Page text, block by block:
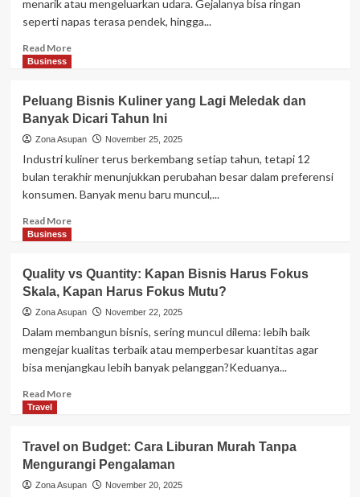
Cocok
Traveling
menarik atau mengeluarkan udara. Gejalanya bisa ringan
seperti napas terasa pendek, hingga...
Read MoreRead
Sesak
Napas
yang
Perlu
Business
Peluang Bisnis Kuliner yang Lagi Meledak dan
Banyak Dicari Tahun Ini
Zona Asupan November 25, 2025
Industri kuliner terus berkembang setiap tahun, tetapi 12
bulan terakhir menunjukkan perubahan besar dalam preferensi
konsumen. Banyak menu baru muncul,...
Read MoreRead
Bisnis
Kuliner
yang
Lagi
Meledak
dan
Banyak
Business
Quality vs Quantity: Kapan Bisnis Harus Fokus
Skala, Kapan Harus Fokus Mutu?
Zona Asupan November 22, 2025
Dalam membangun bisnis, sering muncul dilema: lebih baik
mengejar kualitas terbaik atau memperbesar kuantitas agar
bisa menjangkau lebih banyak pelanggan?Keduanya...
Read MoreRead
vs
Quantity:
Kapan
Travel
Travel on Budget: Cara Liburan Murah Tanpa
Mengurangi Pengalaman
Zona Asupan November 20, 2025